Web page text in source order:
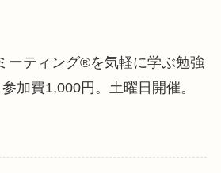
ーティング®を気軽に学ぶ勉強
加費1,000円。土曜日開催。